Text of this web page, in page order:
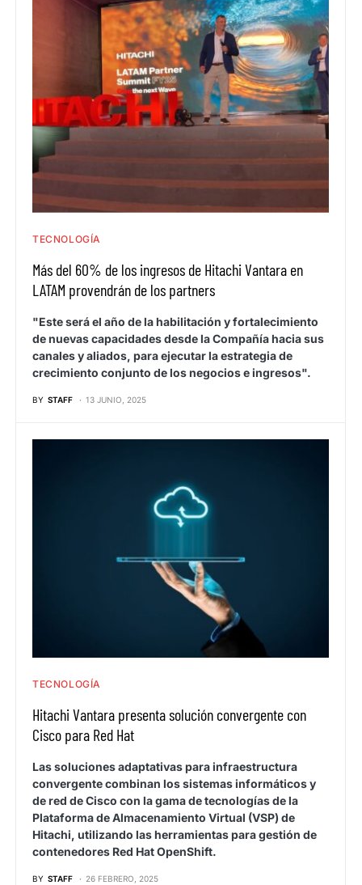
TECNOLOGÍA
Más del 60% de los ingresos de Hitachi Vantara en
LATAM provendrán de los partners
"Este será el año de la habilitación y fortalecimiento
de nuevas capacidades desde la Compañía hacia sus
canales y aliados, para ejecutar la estrategia de
crecimiento conjunto de los negocios e ingresos".
BY STAFF 13 JUNIO, 2025
TECNOLOGÍA
Hitachi Vantara presenta solución convergente con
Cisco para Red Hat
Las soluciones adaptativas para infraestructura
convergente combinan los sistemas informáticos y
de red de Cisco con la gama de tecnologías de la
Plataforma de Almacenamiento Virtual (VSP) de
Hitachi, utilizando las herramientas para gestión de
contenedores Red Hat OpenShift.
BY STAFF 26 FEBRERO, 2025